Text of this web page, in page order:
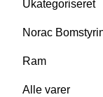
Ukategoriseret
Norac
Ram
Alle varer